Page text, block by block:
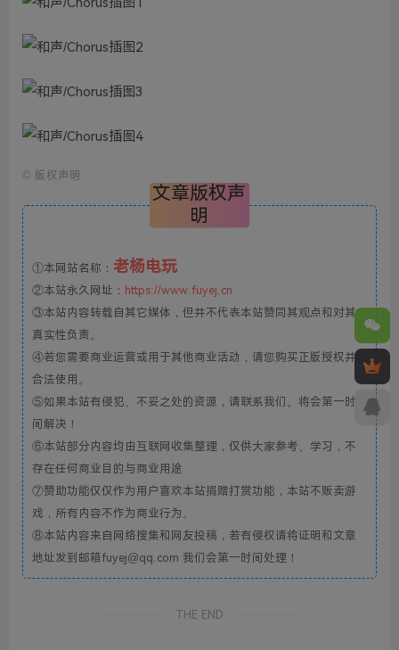
© 版权声明
文章版权声
明
①本网站名称： 老杨电玩
②本站永久网址： https://www.fuyej.cn
③本站内容转载自其它媒体，但并不代表本站赞同其观点和对其
真实性负责。
④若您需要商业运营或用于其他商业活动，请您购买正版授权并
合法使用。
⑤如果本站有侵犯、不妥之处的资源，请联系我们。将会第一时
间解决！
⑥本站部分内容均由互联网收集整理，仅供大家参考、学习，不
存在任何商业目的与商业用途
⑦赞助功能仅仅作为用户喜欢本站捐赠打赏功能，本站不贩卖游
戏，所有内容不作为商业行为。
⑧本站内容来自网络搜集和网友投稿，若有侵权请将证明和文章
地址发到邮箱fuyej@qq.com 我们会第一时间处理！
THE END